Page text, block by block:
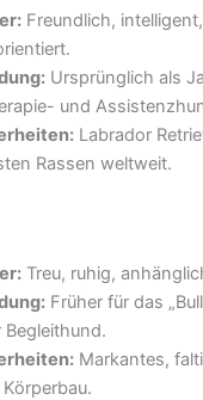
Freundlich, intelligent,
Ursprünglich als
und
Labrador
Rassen weltweit.
Treu, ruhig,
Früher für das
Begleithund.
Markantes,